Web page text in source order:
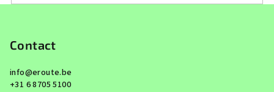
Contact
info@eroute.be
+31 6 8705 5100